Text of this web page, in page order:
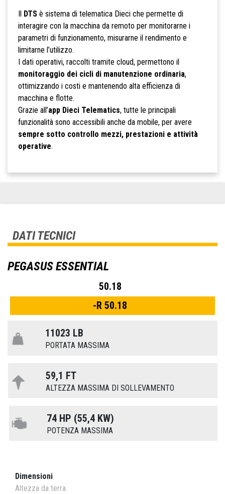
DTSè sistema di telematica Dieci che permette di
interagire con la macchina da remoto per monitorarne i
parametri di funzionamento, misurarne il rendimento e
limitarne l’utilizzo.
I dati operativi, raccolti tramite cloud, permettono il
monitoraggio dei cicli di manutenzione ordinaria,
ottimizzando i costi e mantenendo alta efficienza di
macchina e flotte.
Grazie all’app Dieci Telematics, tutte le principali
funzionalità sono accessibili anche da mobile, per avere
sempre sotto controllo mezzi, prestazioni e attività
operative.
DATI TECNICI
PEGASUS ESSENTIAL
50.18
-R 50.18
11023 LB
PORTATA MASSIMA
59,1 FT
ALTEZZA MASSIMA DI SOLLEVAMENTO
74 HP (55,4 KW)
POTENZA MASSIMA
Dimensioni
Altezza da terra